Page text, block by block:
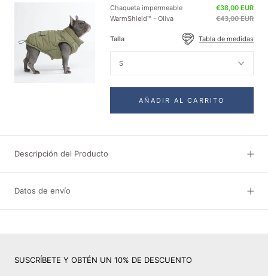
Chaqueta impermeable
WarmShield™ - Oliva
€38,00 EUR
€43,00 EUR
Talla Tabla de medidas
S
AÑADIR AL CARRITO
Descripción del Producto
Datos de envío
SUSCRÍBETE Y OBTÉN UN 10% DE DESCUENTO